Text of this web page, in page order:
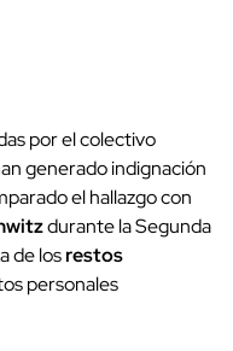
por el colectivo
generado indignación
el hallazgo con
durante la Segunda
de losrestos
personales